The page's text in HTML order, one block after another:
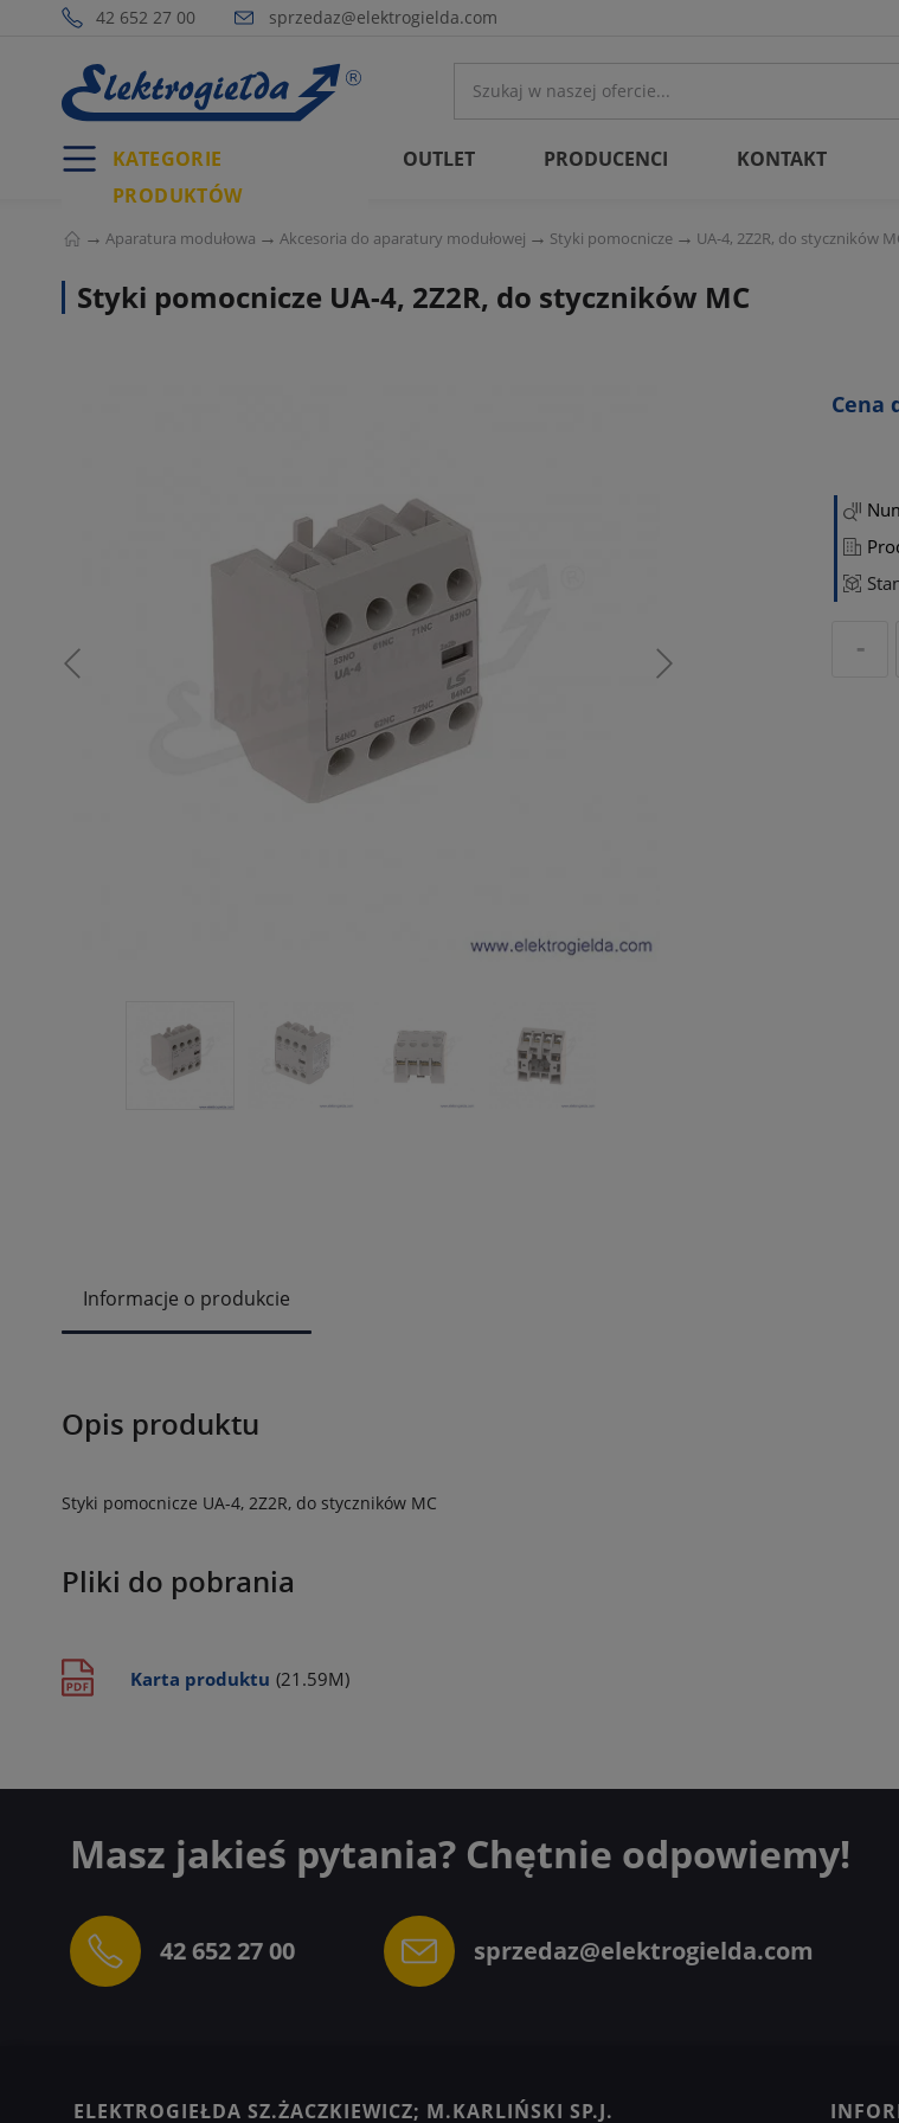
42 652 27 00 sprzedaz@elektrogielda.com
KATEGORIE
PRODUKTÓW
OUTLET PRODUCENCI KONTAKT
Aparatura modułowa Akcesoria do aparatury modułowej Styki pomocnicze UA-4, 2Z2R, do styczników
Styki pomocnicze UA-4, 2Z2R, do styczników MC
Cena
Informacje o produkcie
Opis produktu
Styki pomocnicze UA-4, 2Z2R, do styczników MC
Pliki do pobrania
Karta produktu (21.59M)
Masz jakieś pytania? Chętnie odpowiemy!
42 652 27 00 sprzedaz@elektrogielda.com
ELEKTROGIEŁDA SZ.ŻACZKIEWICZ; M.KARLIŃSKI SP.J.